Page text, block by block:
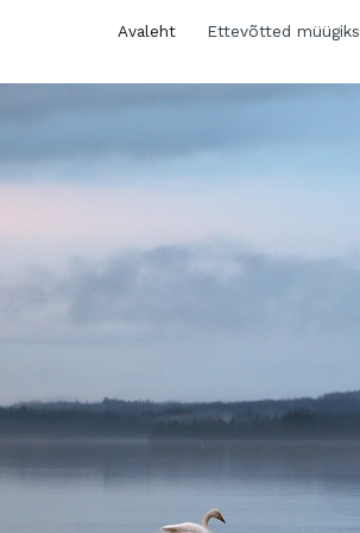
Avaleht Ettevõtted müügiks